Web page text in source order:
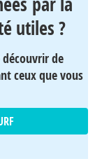
utiles ?
de
ceux que vous